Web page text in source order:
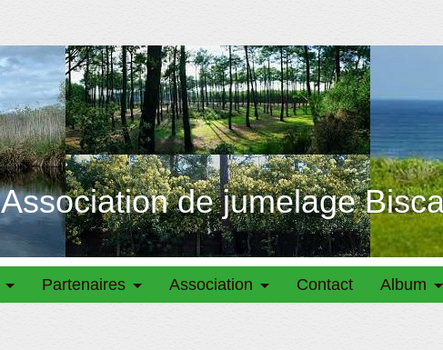
Association de jumelage
Partenaires Association Contact Album